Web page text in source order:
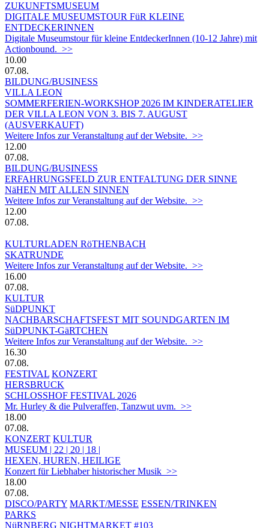
ZUKUNFTSMUSEUM
DIGITALE MUSEUMSTOUR FüR KLEINE
ENTDECKERINNEN
Digitale Museumstour für kleine EntdeckerInnen (10-12 Jahre) mit
Actionbound. >>
10.00
07.08.
BILDUNG/BUSINESS
VILLA LEON
SOMMERFERIEN-WORKSHOP 2026 IM KINDERATELIER
DER VILLA LEON VON 3. BIS 7. AUGUST
(AUSVERKAUFT)
Weitere Infos zur Veranstaltung auf der Website. >>
12.00
07.08.
BILDUNG/BUSINESS
ERFAHRUNGSFELD ZUR ENTFALTUNG DER SINNE
NäHEN MIT ALLEN SINNEN
Weitere Infos zur Veranstaltung auf der Website. >>
12.00
07.08.
KULTURLADEN RöTHENBACH
SKATRUNDE
Weitere Infos zur Veranstaltung auf der Website. >>
16.00
07.08.
KULTUR
SüDPUNKT
NACHBARSCHAFTSFEST MIT SOUNDGARTEN IM
SüDPUNKT-GäRTCHEN
Weitere Infos zur Veranstaltung auf der Website. >>
16.30
07.08.
FESTIVAL KONZERT
HERSBRUCK
SCHLOSSHOF FESTIVAL 2026
Mr. Hurley & die Pulveraffen, Tanzwut uvm. >>
18.00
07.08.
KONZERT KULTUR
MUSEUM | 22 | 20 | 18 |
HEXEN, HUREN, HEILIGE
Konzert für Liebhaber historischer Musik >>
18.00
07.08.
DISCO/PARTY MARKT/MESSE ESSEN/TRINKEN
PARKS
NüRNBERG NIGHTMARKET #103